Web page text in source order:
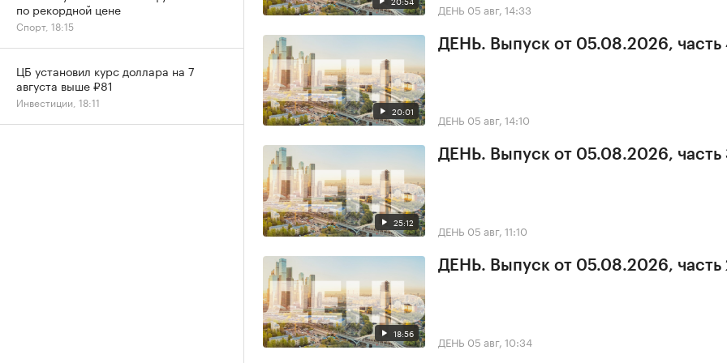
ДЕНЬ 05 авг, 14:33
20:01
ДЕНЬ. Выпуск от 05.08.2026, часть
ДЕНЬ 05 авг, 14:10
25:12
ДЕНЬ. Выпуск от 05.08.2026, часть
ДЕНЬ 05 авг, 11:10
18:56
ДЕНЬ. Выпуск от 05.08.2026, часть
ДЕНЬ 05 авг, 10:34
по рекордной цене
Спорт, 18:15
ЦБ установил курс доллара на 7
августа выше ₽81
Инвестиции, 18:11